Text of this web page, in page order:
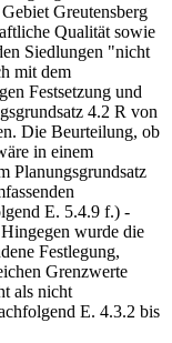
Greutensberg
Qualität sowie
Siedlungen "nicht
mit dem
Festsetzung und
4.2 R von
Die Beurteilung, ob
in einem
Planungsgrundsatz
E. 5.4.9 f.) -
wurde die
Festlegung,
Grenzwerte
als nicht
E. 4.3.2 bis